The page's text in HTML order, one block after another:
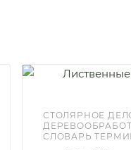
СТОЛЯРНОЕ
СЛОВАРЬ